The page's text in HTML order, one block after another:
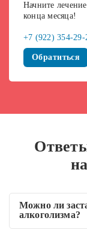
Начните
конца месяца!
+7 (922) 354-29-
Обратиться
Можно ли
алкоголизма?